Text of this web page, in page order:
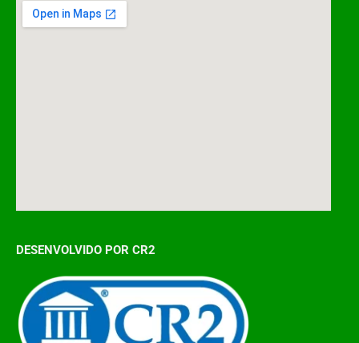
DESENVOLVIDO POR CR2